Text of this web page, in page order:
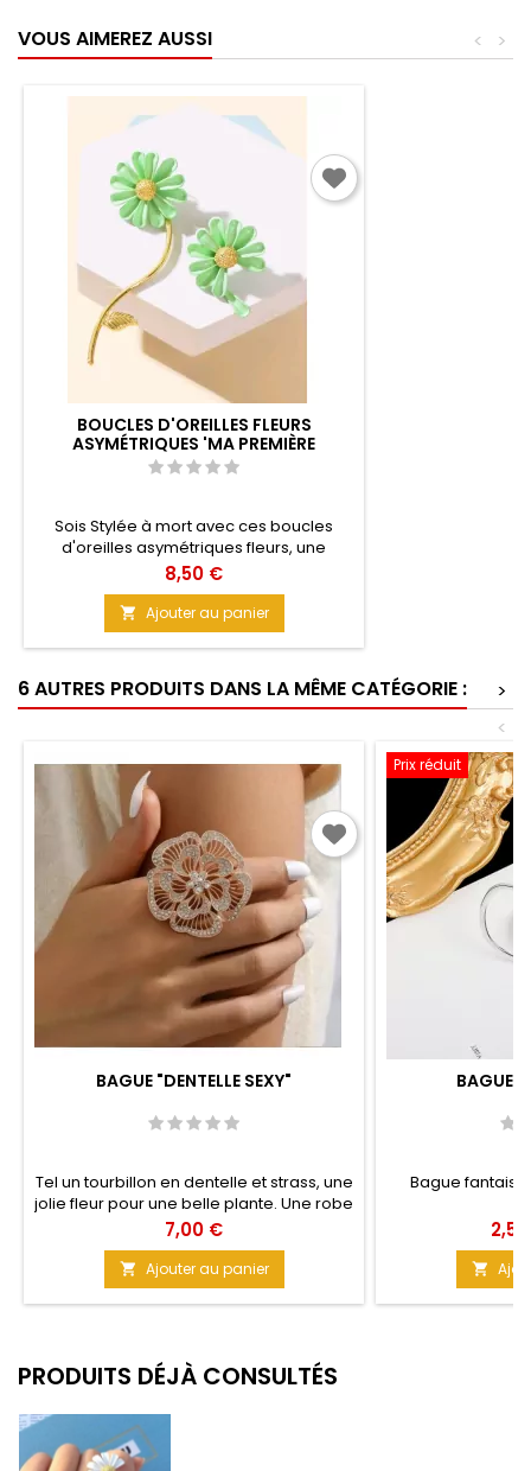
VOUS AIMEREZ AUSSI >
<
BOUCLES D'OREILLES FLEURS
ASYMÉTRIQUES 'MA PREMIÈRE
MARGUERITE
Sois Stylée à mort avec ces boucles
d'oreilles asymétriques fleurs, une
marguerite déclinée en 3 teintes
pastels.Un magnifique tableau printanier
au design et aux couleurs doucereuses.
(voir description)Matière : MétalTaille : 7
cm
Prix
8,50 €
 Ajouter au panier
6 AUTRES PRODUITS DANS LA MÊME CATÉGORIE :
>
<
BAGUE "DENTELLE SEXY"
Tel un tourbillon en dentelle et strass, une
jolie fleur pour une belle plante. Une robe
sexy, des ongles au chablon et hop. On
est parti pour une soirée endiablée.
Matière : Métal Couleur : Or rose Taille de
l'anneau : 1,7 cm
Prix
7,00 €
 Ajouter au panier
Prix réduit
BAGUE
Bague
Prix

PRODUITS DÉJÀ CONSULTÉS